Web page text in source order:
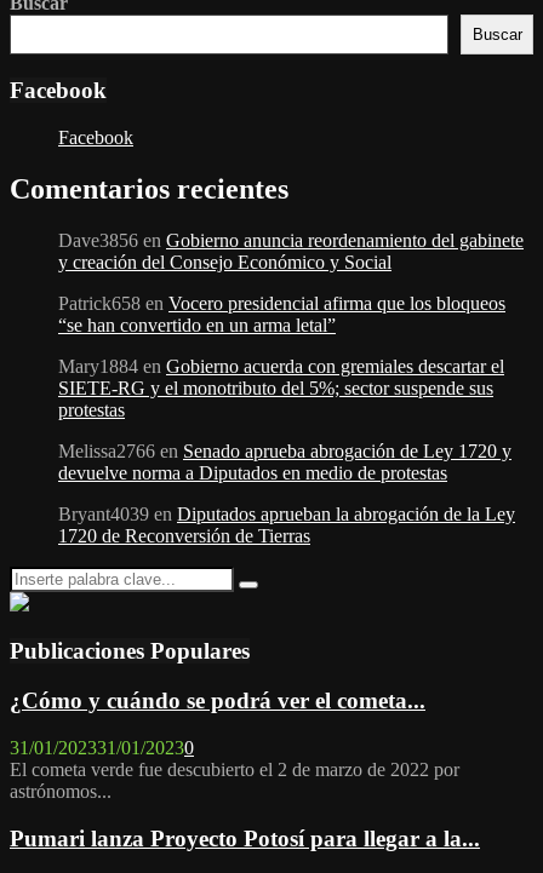
Buscar
Facebook
Facebook
Comentarios recientes
Dave3856 en Gobierno anuncia reordenamiento del gabinete
y creación del Consejo Económico y Social
Patrick658 en Vocero presidencial afirma que los bloqueos
“se han convertido en un arma letal”
Mary1884 en Gobierno acuerda con gremiales descartar el
SIETE-RG y el monotributo del 5%; sector suspende sus
protestas
Melissa2766 en Senado aprueba abrogación de Ley 1720 y
devuelve norma a Diputados en medio de protestas
Bryant4039 en Diputados aprueban la abrogación de la Ley
1720 de Reconversión de Tierras
Search
for:
Search
Publicaciones Populares
¿Cómo y cuándo se podrá ver el cometa...
31/01/202331/01/20230
El cometa verde fue descubierto el 2 de marzo de 2022 por
astrónomos...
Pumari lanza Proyecto Potosí para llegar a la...